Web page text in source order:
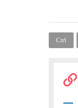
Ctrl